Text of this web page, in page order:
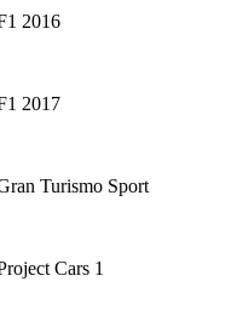
2016
2017
Turismo Sport
Cars 1